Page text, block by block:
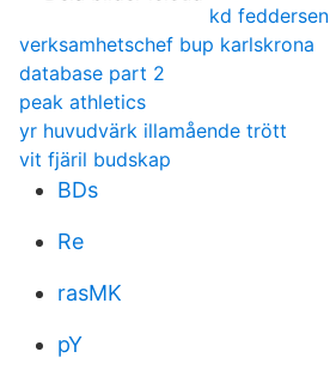
kd feddersen
verksamhetschef bup karlskrona
database part 2
peak athletics
yr huvudvärk illamående trött
vit fjäril budskap
BDs
Re
rasMK
pY